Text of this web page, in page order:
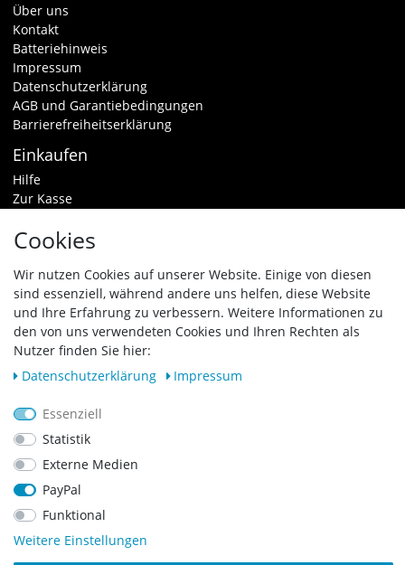
Über uns
Kontakt
Batteriehinweis
Impressum
Datenschutzerklärung
AGB und Garantiebedingungen
Barrierefreiheitserklärung
Einkaufen
Hilfe
Zur Kasse
Zahlungsarten & Versand
Vertrag widerrufen
Zahlungsarten
Cookies
Wir nutzen Cookies auf unserer Website. Einige von diesen
sind essenziell, während andere uns helfen, diese Website
und Ihre Erfahrung zu verbessern. Weitere Informationen zu
den von uns verwendeten Cookies und Ihren Rechten als
Nutzer finden Sie hier:
Daten­schutz­erklärung
Impressum
Essenziell
Statistik
Externe Medien
PayPal
Funktional
Weitere Einstellungen